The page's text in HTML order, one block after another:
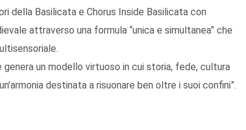
della Basilicata e Chorus Inside Basilicata con
attraverso una formula “unica e simultanea” che
un modello virtuoso in cui storia, fede, cultura
destinata a risuonare ben oltre i suoi confini”.